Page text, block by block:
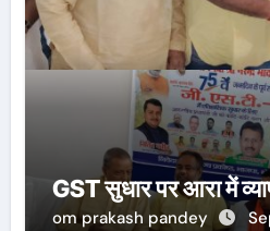
GST सुधार पर आरा में
om prakash pandey